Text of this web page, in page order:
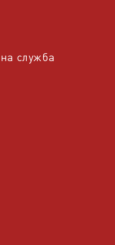
служба